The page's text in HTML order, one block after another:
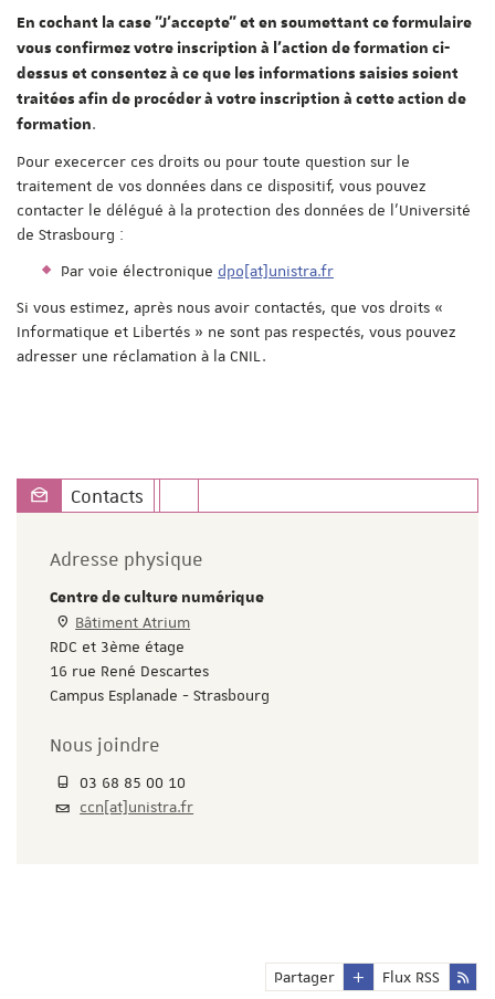
En cochant la case "J'accepte" et en soumettant ce formulaire
vous confirmez votre inscription à l'action de formation ci-
dessus et consentez à ce que les informations saisies soient
traitées afin de procéder à votre inscription à cette action de
formation.
Pour execercer ces droits ou pour toute question sur le
traitement de vos données dans ce dispositif, vous pouvez
contacter le délégué à la protection des données de l'Université
de Strasbourg :
Par voie électronique dpo[at]unistra.fr
Si vous estimez, après nous avoir contactés, que vos droits «
Informatique et Libertés » ne sont pas respectés, vous pouvez
adresser une réclamation à la CNIL.
Contacts
Adresse physique
Centre de culture numérique
Bâtiment Atrium
RDC et 3ème étage
16 rue René Descartes
Campus Esplanade - Strasbourg
Nous joindre
03 68 85 00 10
ccn[at]unistra.fr
Partager Flux RSS